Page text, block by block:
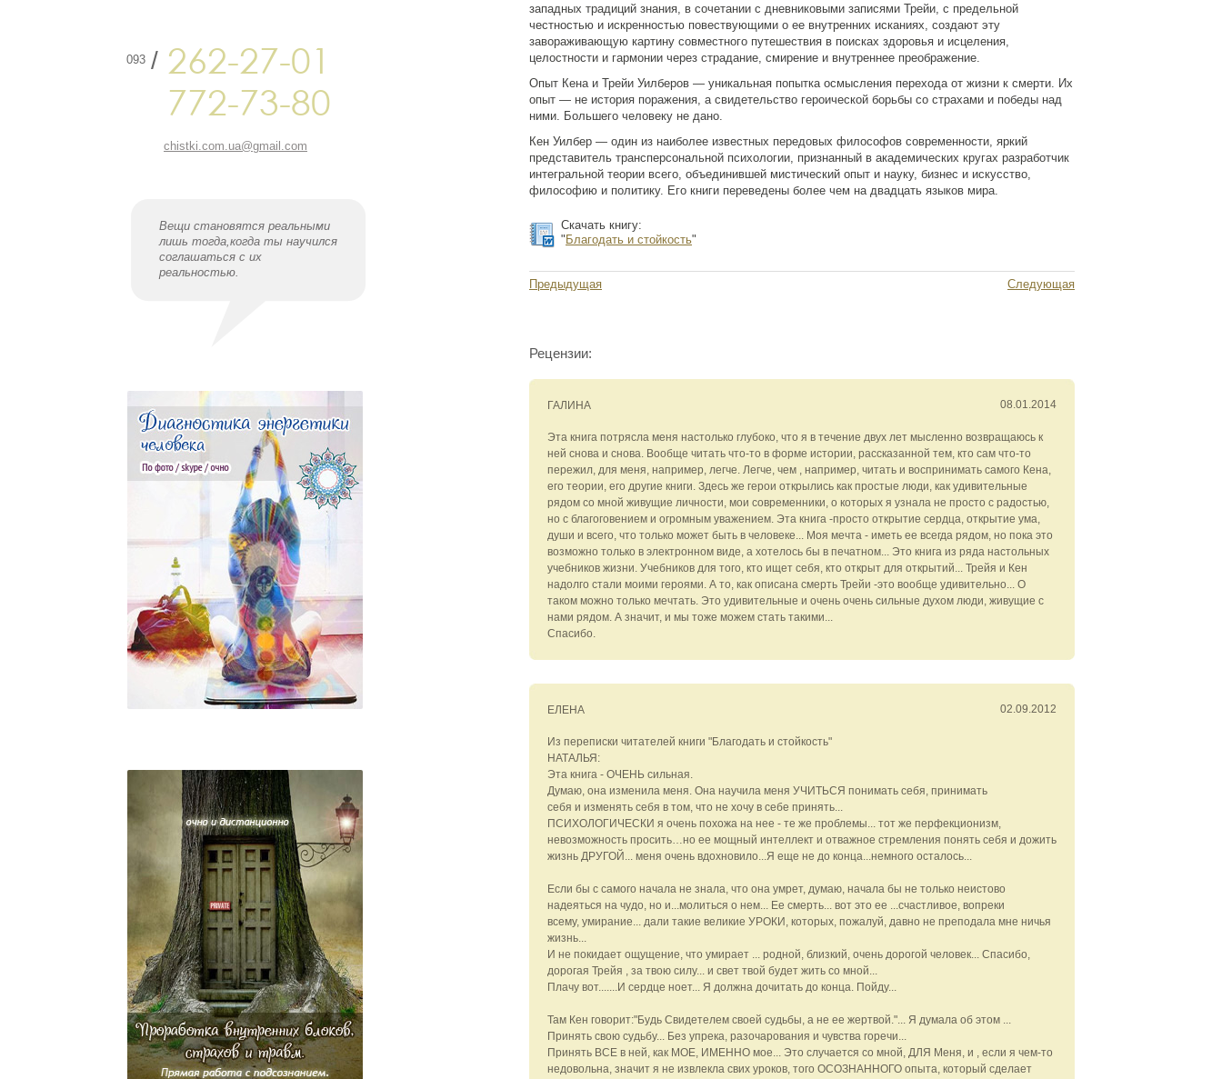
093 / 262-27-01
772-73-80
chistki.com.ua@gmail.com
Вещи становятся реальными
лишь тогда,когда ты научился
соглашаться с их
реальностью.
западных традиций знания, в сочетании с дневниковыми записями Трейи, с предельной
честностью и искренностью повествующими о ее внутренних исканиях, создают эту
завораживающую картину совместного путешествия в поисках здоровья и исцеления,
целостности и гармонии через страдание, смирение и внутреннее преображение.
Опыт Кена и Трейи Уилберов — уникальная попытка осмысления перехода от жизни к смерти. Их
опыт — не история поражения, а свидетельство героической борьбы со страхами и победы над
ними. Большего человеку не дано.
Кен Уилбер — один из наиболее известных передовых философов современности, яркий
представитель трансперсональной психологии, признанный в академических кругах разработчик
интегральной теории всего, объединившей мистический опыт и науку, бизнес и искусство,
философию и политику. Его книги переведены более чем на двадцать языков мира.
Скачать книгу:
" Благодать и стойкость"
Предыдущая Следующая
Рецензии:
ГАЛИНА 08.01.2014
Эта книга потрясла меня настолько глубоко, что я в течение двух лет мысленно возвращаюсь к
ней снова и снова. Вообще читать что-то в форме истории, рассказанной тем, кто сам что-то
пережил, для меня, например, легче. Легче, чем , например, читать и воспринимать самого Кена,
его теории, его другие книги. Здесь же герои открылись как простые люди, как удивительные
рядом со мной живущие личности, мои современники, о которых я узнала не просто с радостью,
но с благоговением и огромным уважением. Эта книга -просто открытие сердца, открытие ума,
души и всего, что только может быть в человеке... Моя мечта - иметь ее всегда рядом, но пока это
возможно только в электронном виде, а хотелось бы в печатном... Это книга из ряда настольных
учебников жизни. Учебников для того, кто ищет себя, кто открыт для открытий... Трейя и Кен
надолго стали моими героями. А то, как описана смерть Трейи -это вообще удивительно... О
таком можно только мечтать. Это удивительные и очень очень сильные духом люди, живущие с
нами рядом. А значит, и мы тоже можем стать такими...
Спасибо.
ЕЛЕНА 02.09.2012
Из переписки читателей книги "Благодать и стойкость"
НАТАЛЬЯ:
Эта книга - ОЧЕНЬ сильная.
Думаю, она изменила меня. Она научила меня УЧИТЬСЯ понимать себя, принимать
себя и изменять себя в том, что не хочу в себе принять...
ПСИХОЛОГИЧЕСКИ я очень похожа на нее - те же проблемы... тот же перфекционизм,
невозможность просить…но ее мощный интеллект и отважное стремления понять себя и дожить
жизнь ДРУГОЙ... меня очень вдохновило...Я еще не до конца...немного осталось...
Если бы с самого начала не знала, что она умрет, думаю, начала бы не только неистово
надеяться на чудо, но и...молиться о нем... Ее смерть... вот это ее ...счастливое, вопреки
всему, умирание... дали такие великие УРОКИ, которых, пожалуй, давно не преподала мне ничья
жизнь...
И не покидает ощущение, что умирает ... родной, близкий, очень дорогой человек... Спасибо,
дорогая Трейя , за твою силу... и свет твой будет жить со мной...
Плачу вот.......И сердце ноет... Я должна дочитать до конца. Пойду...
Там Кен говорит:"Будь Свидетелем своей судьбы, а не ее жертвой."... Я думала об этом ...
Принять свою судьбу... Без упрека, разочарования и чувства горечи...
Принять ВСЕ в ней, как МОЕ, ИМЕННО мое... Это случается со мной, ДЛЯ Меня, и , если я чем-то
недовольна, значит я не извлекла свих уроков, того ОСОЗНАННОГО опыта, который сделает